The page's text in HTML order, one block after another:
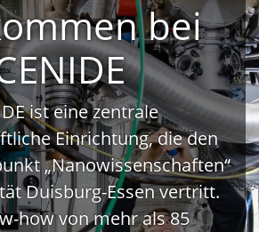
bei
ist eine zentrale
Einrichtung, die den
„Nanowissenschaften“
Duisburg-Essen vertritt.
how von mehr als 85